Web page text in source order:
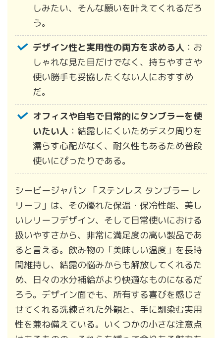
しみたい、そんな願いを叶えてくれるだろ
う。
デザイン性と実用性の両方を求める人 ：お
しゃれな見た目だけでなく、持ちやすさや
使い勝手も妥協したくない人におすすめ
だ。
オフィスや自宅で日常的にタンブラーを使
いたい人 ：結露しにくいためデスク周りを
濡らす心配がなく、耐久性もあるため普段
使いにぴったりである。
シービージャパン 「ステンレス タンブラー レ
リーフ」は、その優れた保温・保冷性能、美し
いレリーフデザイン、そして日常使いにおける
扱いやすさから、非常に満足度の高い製品であ
ると言える。飲み物の「美味しい温度」を長時
間維持し、結露の悩みからも解放してくれるた
め、日々の水分補給がより快適なものになるだ
ろう。デザイン面でも、所有する喜びを感じさ
せてくれる洗練された外観と、手に馴染む実用
性を兼ね備えている。いくつかの小さな注意点